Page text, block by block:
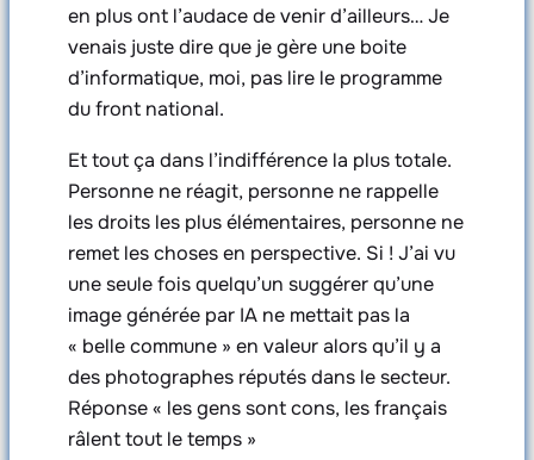
en plus ont l’audace de venir d’ailleurs… Je
venais juste dire que je gère une boite
d’informatique, moi, pas lire le programme
du front national.
Et tout ça dans l’indifférence la plus totale.
Personne ne réagit, personne ne rappelle
les droits les plus élémentaires, personne ne
remet les choses en perspective. Si ! J’ai vu
une seule fois quelqu’un suggérer qu’une
image générée par IA ne mettait pas la
« belle commune » en valeur alors qu’il y a
des photographes réputés dans le secteur.
Réponse « les gens sont cons, les français
râlent tout le temps »